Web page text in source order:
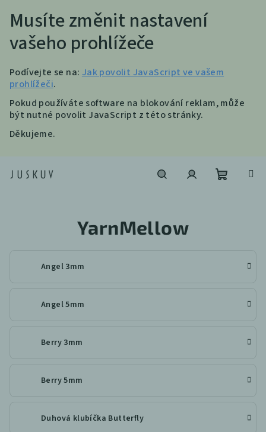
Musíte změnit nastavení
vašeho prohlížeče
Podívejte se na: Jak povolit JavaScript ve vašem
prohlížeči.
Pokud používáte software na blokování reklam, může
být nutné povolit JavaScript z této stránky.
Děkujeme.
YarnMellow
Angel 3mm
Angel 5mm
Berry 3mm
Berry 5mm
Duhová klubíčka Butterfly